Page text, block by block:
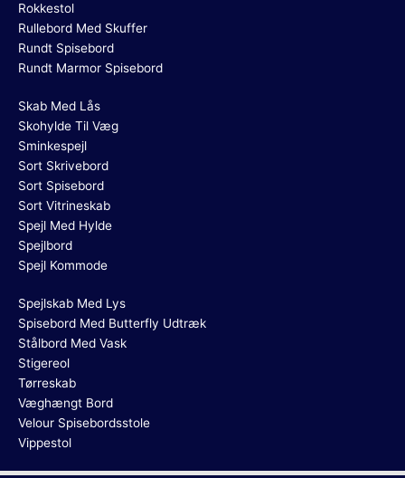
Rokkestol
Rullebord Med Skuffer
Rundt Spisebord
Rundt Marmor Spisebord
Skab Med Lås
Skohylde Til Væg
Sminkespejl
Sort Skrivebord
Sort Spisebord
Sort Vitrineskab
Spejl Med Hylde
Spejlbord
Spejl Kommode
Spejlskab Med Lys
Spisebord Med Butterfly Udtræk
Stålbord Med Vask
Stigereol
Tørreskab
Væghængt Bord
Velour Spisebordsstole
Vippestol